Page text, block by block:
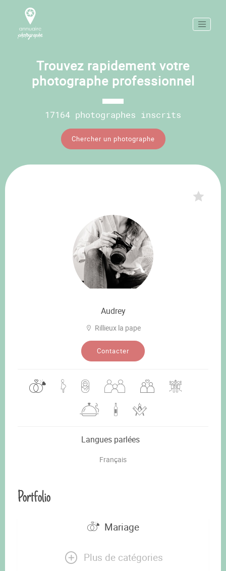
Trouvez rapidement votre
photographe professionnel
17164 photographes inscrits
Chercher un photographe
Audrey
Rillieux la pape
Contacter
Langues parlées
Français
Portfolio
Mariage
Plus de catégories